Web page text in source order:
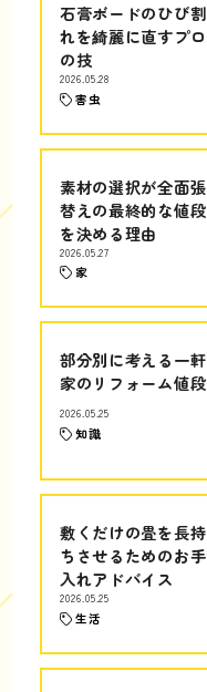
石膏ボードのひび割
れを綺麗に直すプロ
の技
2026.05.28
害虫
素材の選択が全面張
替えの最終的な値段
を決める理由
2026.05.27
家
部分別に考える一軒
家のリフォーム値段
2026.05.25
知識
敷くだけの畳を長持
ちさせるためのお手
入れアドバイス
2026.05.25
生活